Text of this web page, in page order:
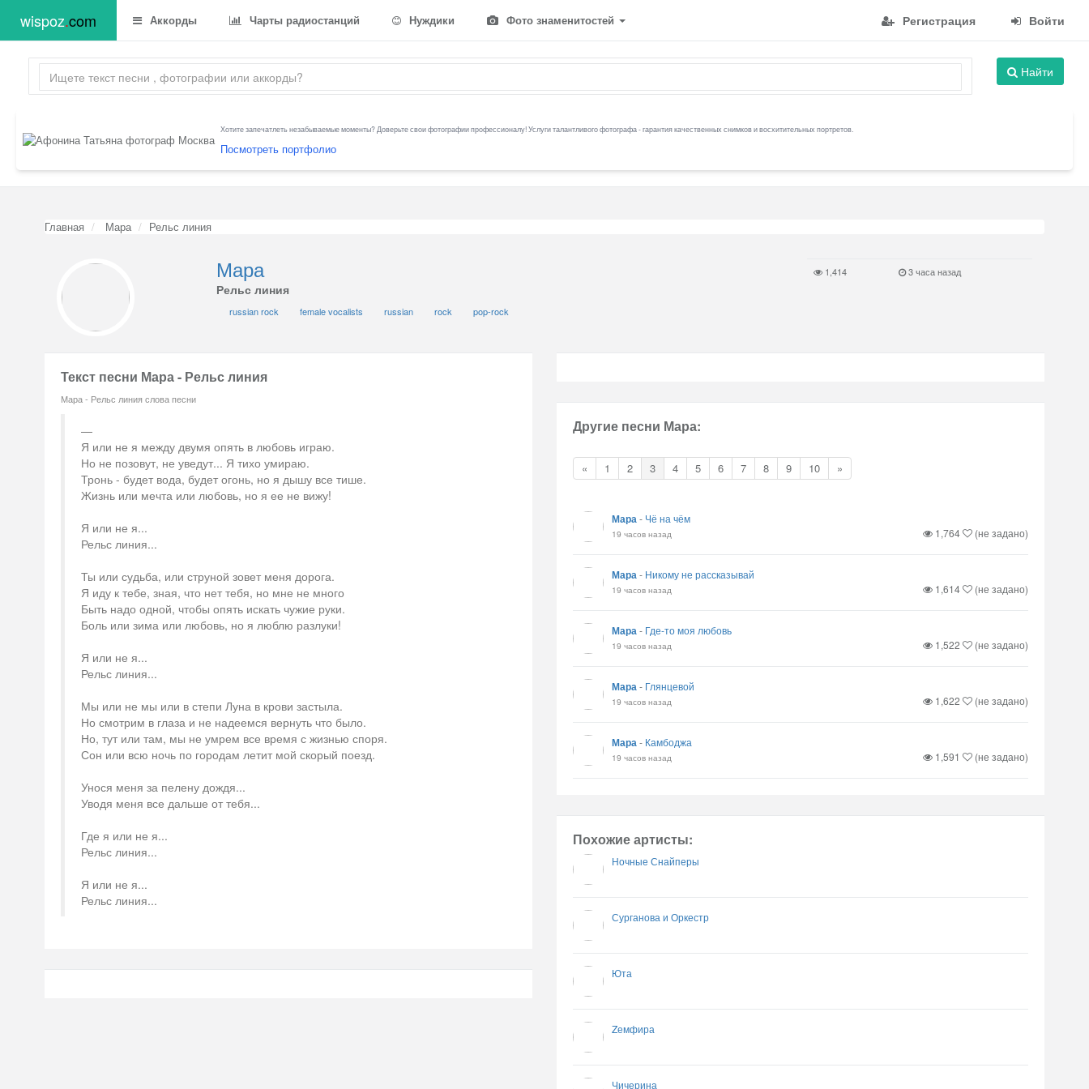
wispoz.com Аккорды Чарты радиостанций Нуждики Фото знаменитостей Регистрация Войти
Найти
Хотите запечатлеть незабываемые моменты? Доверьте свои фотографии профессионалу! Услуги талантливого фотографа - гарантия качественных снимков и восхитительных портретов.
Посмотреть портфолио
Главная Мара Рельс линия
Мара
Рельс линия
russian rock female vocalists russian rock pop-rock
1,414 3 часа назад
Текст песни Мара - Рельс линия
Мара - Рельс линия слова песни
Я или не я между двумя опять в любовь играю.
Но не позовут, не уведут... Я тихо умираю.
Тронь - будет вода, будет огонь, но я дышу все тише.
Жизнь или мечта или любовь, но я ее не вижу!
Я или не я...
Рельс линия...
Ты или судьба, или струной зовет меня дорога.
Я иду к тебе, зная, что нет тебя, но мне не много
Быть надо одной, чтобы опять искать чужие руки.
Боль или зима или любовь, но я люблю разлуки!
Я или не я...
Рельс линия...
Мы или не мы или в степи Луна в крови застыла.
Но смотрим в глаза и не надеемся вернуть что было.
Но, тут или там, мы не умрем все время с жизнью споря.
Сон или всю ночь по городам летит мой скорый поезд.
Унося меня за пелену дождя...
Уводя меня все дальше от тебя...
Где я или не я...
Рельс линия...
Я или не я...
Рельс линия...
Другие песни Мара:
« 1 2 3 4 5 6 7 8 9 10 »
Мара- Чё на чём
19 часов назад 1,764 (не задано)
Мара- Никому не рассказывай
19 часов назад 1,614 (не задано)
Мара- Где-то моя любовь
19 часов назад 1,522 (не задано)
Мара- Глянцевой
19 часов назад 1,622 (не задано)
Мара- Камбоджа
19 часов назад 1,591 (не задано)
Похожие артисты:
Ночные Снайперы
Сурганова и Оркестр
Юта
Zемфира
Чичерина